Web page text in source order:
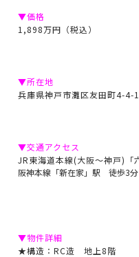
▼価格
1,898万円（税込）
▼所在地
兵庫県神戸市灘区友田町4-4-
▼交通アクセス
JR東海道本線(大阪～神戸)
阪神本線「新在家」駅 徒歩3分
▼物件詳細
★構造：RC造 地上8階